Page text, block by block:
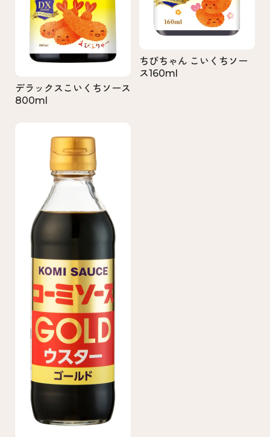
デラックスこいくちソース
800ml
ちびちゃん こいくちソー
ス160ml